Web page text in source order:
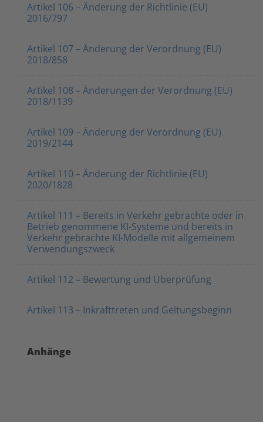
Artikel 106 – Änderung der Richtlinie (EU)
2016/797
Artikel 107 – Änderung der Verordnung (EU)
2018/858
Artikel 108 – Änderungen der Verordnung (EU)
2018/1139
Artikel 109 – Änderung der Verordnung (EU)
2019/2144
Artikel 110 – Änderung der Richtlinie (EU)
2020/1828
Artikel 111 – Bereits in Verkehr gebrachte oder in
Betrieb genommene KI-Systeme und bereits in
Verkehr gebrachte KI-Modelle mit allgemeinem
Verwendungszweck
Artikel 112 – Bewertung und Überprüfung
Artikel 113 – Inkrafttreten und Geltungsbeginn
Anhänge